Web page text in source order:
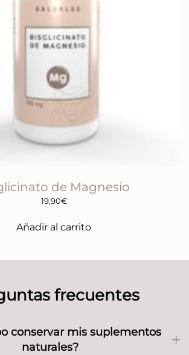
de Magnesio
19,90€
Añadir al carrito
frecuentes
conservar mis suplementos
naturales?